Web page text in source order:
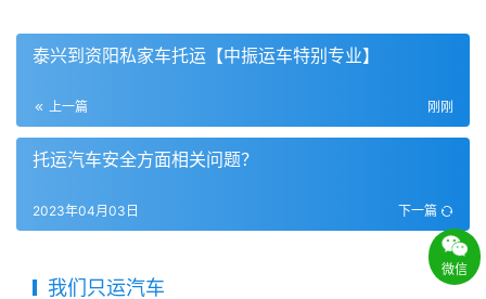
泰兴到资阳私家车托运【中振运车特别专业】
上一篇 刚刚
托运汽车安全方面相关问题？
下一篇
2023年04月03日
我们只运汽车
微信